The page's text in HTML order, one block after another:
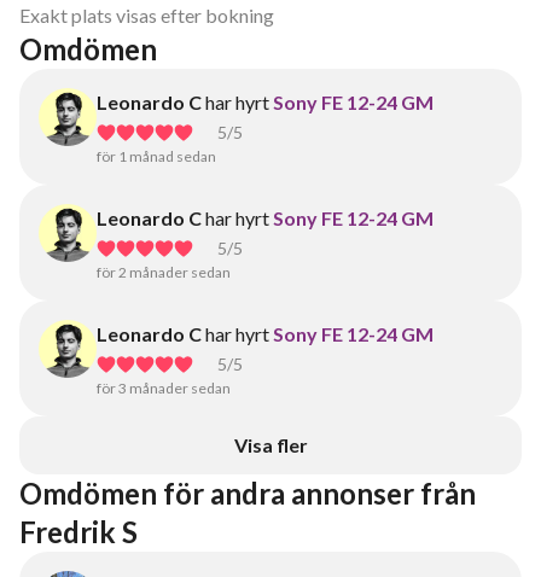
Exakt plats visas efter bokning
Omdömen
Leonardo Char hyrtSony FE 12-24 GM
5/5
för 1 månad sedan
Leonardo Char hyrtSony FE 12-24 GM
5/5
för 2 månader sedan
Leonardo Char hyrtSony FE 12-24 GM
5/5
för 3 månader sedan
Visa fler
Omdömen för andra annonser från
Fredrik S